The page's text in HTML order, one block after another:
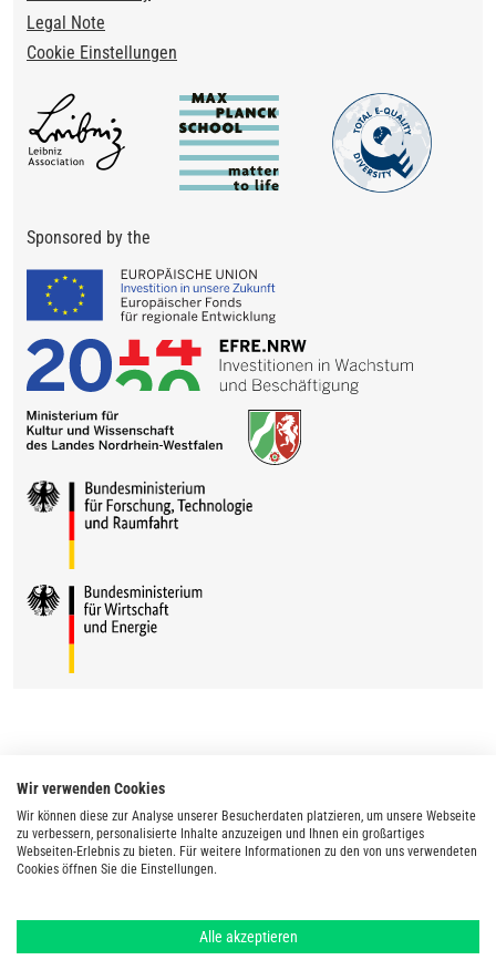
Legal Note
Cookie Einstellungen
Sponsored by the
Wir verwenden Cookies
Wir können diese zur Analyse unserer Besucherdaten platzieren, um unsere Webseite
zu verbessern, personalisierte Inhalte anzuzeigen und Ihnen ein großartiges
Webseiten-Erlebnis zu bieten. Für weitere Informationen zu den von uns verwendeten
Cookies öffnen Sie die Einstellungen.
Alle akzeptieren